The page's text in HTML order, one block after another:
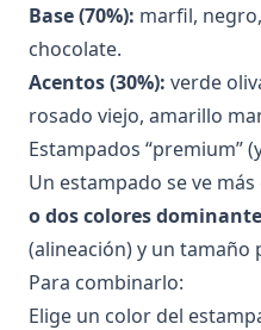
Base (70%): marfil,
chocolate.
Acentos (30%): verde
rosado viejo, amarillo
Estampados “premium”
Un estampado se ve
o dos colores
(alineación) y un
Para combinarlo:
Elige un color del